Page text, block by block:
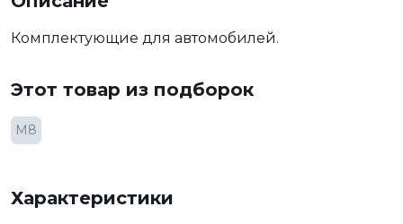
Комплектующие для автомобилей.
Этот товар из подборок
М8
Характеристики